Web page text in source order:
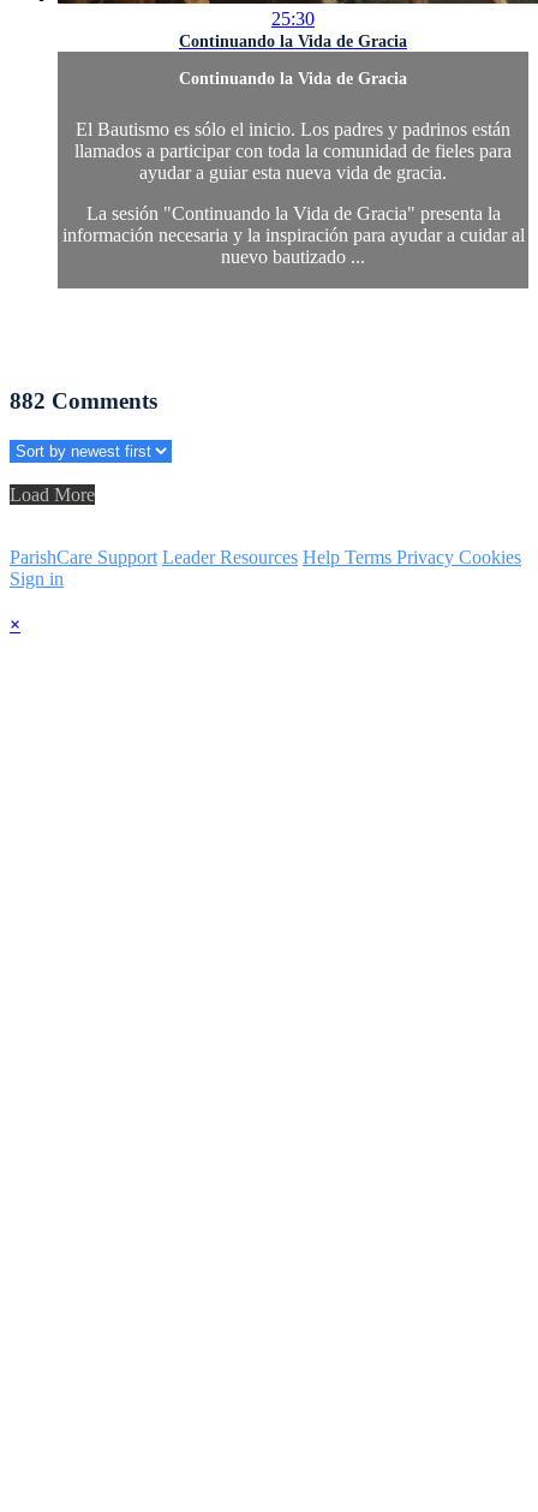
25:30
Continuando la Vida de Gracia
Continuando la Vida de Gracia
El Bautismo es sólo el inicio. Los padres y padrinos están
llamados a participar con toda la comunidad de fieles para
ayudar a guiar esta nueva vida de gracia.
La sesión "Continuando la Vida de Gracia" presenta la
información necesaria y la inspiración para ayudar a cuidar al
nuevo bautizado ...
882 Comments
Load More
ParishCare Support Leader Resources Help Terms Privacy Cookies
Sign in
×